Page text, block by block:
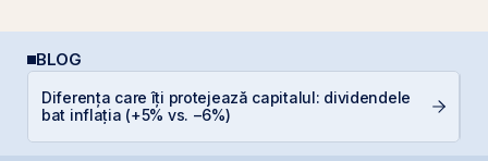
BLOG
Diferența care îți protejează capitalul: dividendele
bat inflația (+5% vs. −6%)